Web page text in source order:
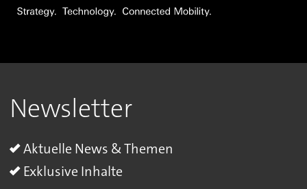
Newsletter
Aktuelle News & Themen
Exklusive Inhalte